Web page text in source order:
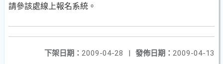
請參該處線上報名系統。
發佈日期： 2009-04-13
下架日期： 2009-04-28
|